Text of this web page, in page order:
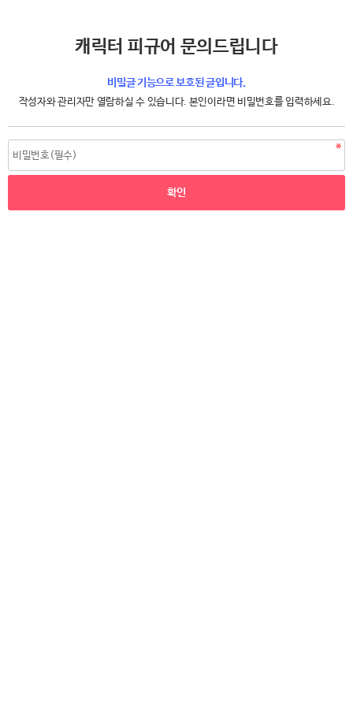
캐릭터 피규어 문의드립니다
비밀글 기능으로 보호된 글입니다.
작성자와 관리자만 열람하실 수 있습니다. 본인이라면 비밀번호를 입력하세요.